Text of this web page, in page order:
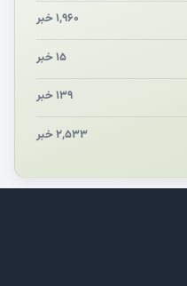
برای تحقق شروط
۱,۹۶۰ خبر
۱۵ خبر
۱۳۹ خبر
۲,۵۳۳ خبر